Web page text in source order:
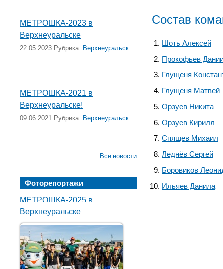
МЕТРОШКА-2023 в
Верхнеуральске
22.05.2023 Рубрика: Верхнеуральск
МЕТРОШКА-2021 в
Верхнеуральске!
09.06.2021 Рубрика: Верхнеуральск
Все новости
Фоторепортажи
МЕТРОШКА-2025 в
Верхнеуральске
Состав
Шоть Алексей
Прокофьев
Глущеня
Глущеня Матвей
Орзуев Никита
Орзуев Кирилл
Спящев Михаил
Леднёв Сергей
Боровиков
Ильяев Данила